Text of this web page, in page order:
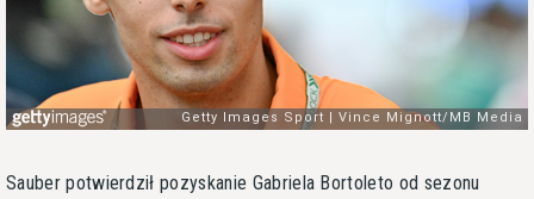
Sauber potwierdził pozyskanie Gabriela Bortoleto od sezonu